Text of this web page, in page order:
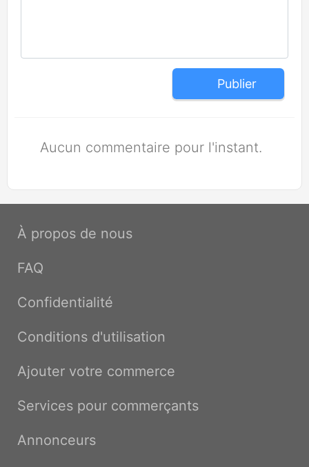
Publier
Aucun commentaire pour l'instant.
À propos de nous
FAQ
Confidentialité
Conditions d'utilisation
Ajouter votre commerce
Services pour commerçants
Annonceurs